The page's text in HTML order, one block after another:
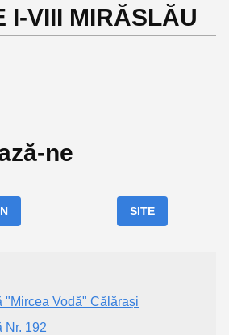
I-VIII MIRĂSLĂU
ne
SITE
"Mircea Vodă" Călărași
Nr. 192